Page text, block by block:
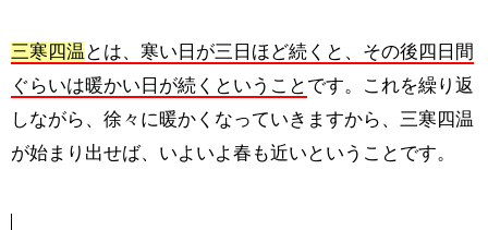
三寒四温 とは、寒い日が三日ほど続くと、その後四日間
ぐらいは暖かい日が続くということ です。これを繰り返
しながら、徐々に暖かくなっていきますから、三寒四温
が始まり出せば、いよいよ春も近いということです。